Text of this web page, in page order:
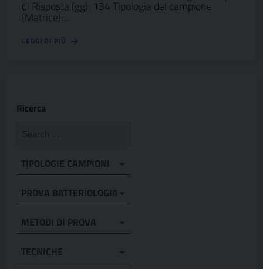
di Risposta (gg): 134 Tipologia del campione
(Matrice):…
LEGGI DI PIÙ
Ricerca
TIPOLOGIE CAMPIONI
PROVA BATTERIOLOGIA
METODI DI PROVA
TECNICHE